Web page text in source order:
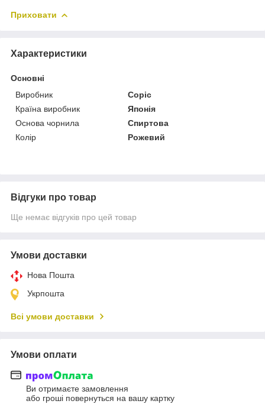
Приховати
Характеристики
Основні
Виробник
Copic
Країна виробник
Японія
Основа чорнила
Спиртова
Колір
Рожевий
Відгуки про товар
Ще немає відгуків про цей товар
Умови доставки
Нова Пошта
Укрпошта
Всі умови доставки
Умови оплати
Ви отримаєте замовлення
або гроші повернуться на вашу картку